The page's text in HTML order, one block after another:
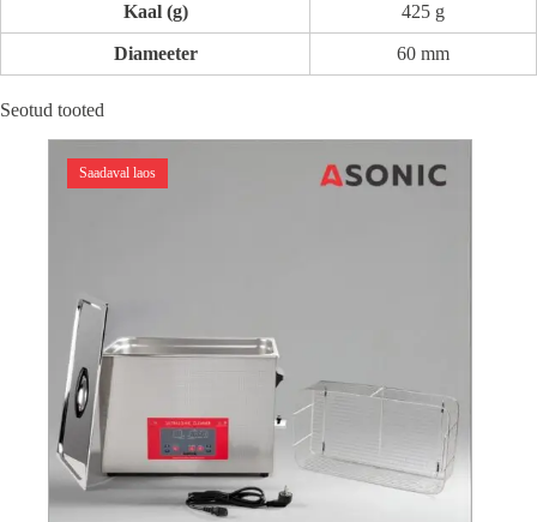
Kaal (g) 425 g
Diameeter 60 mm
Seotud tooted
Saadaval laos